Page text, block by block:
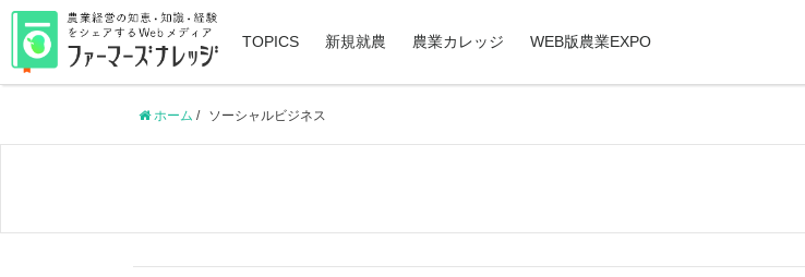
TOPICS 新規就農 農業カレッジ WEB版農業EXPO
ホーム / ソーシャルビジネス